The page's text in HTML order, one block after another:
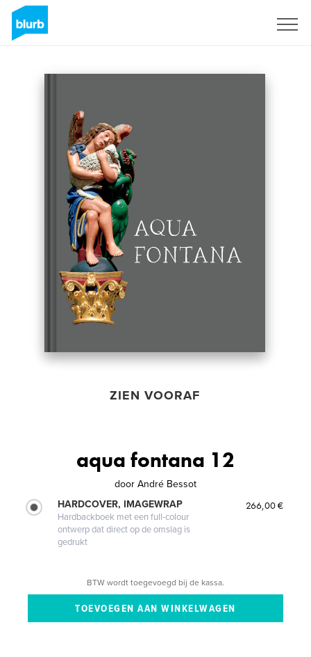
ZIEN VOORAF
aqua fontana 12
door André Bessot
HARDCOVER, IMAGEWRAP
Hardbackboek met een full-colour
ontwerp dat direct op de omslag is
gedrukt
266,00 €
BTW wordt toegevoegd bij de kassa.